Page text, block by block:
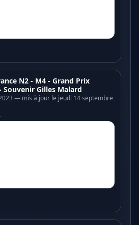
N2 - M4 - Grand Prix
Gilles Malard
— mis à jour le jeudi 14 septembre